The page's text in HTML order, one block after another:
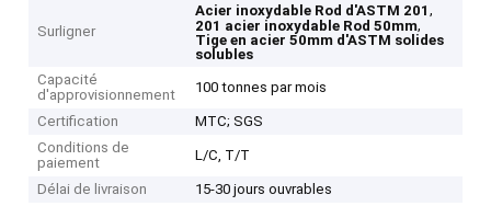
Surligner
Acier inoxydable Rod d'ASTM 201,
201 acier inoxydable Rod 50mm,
Tige en acier 50mm d'ASTM solides
solubles
Capacité
d'approvisionnement
100 tonnes par mois
Certification
MTC; SGS
Conditions de
paiement
L/C, T/T
Délai de livraison 15-30 jours ouvrables